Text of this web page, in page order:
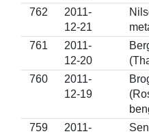
762
2011-
12-21
761
2011-
12-20
760
2011-
12-19
759
2011-